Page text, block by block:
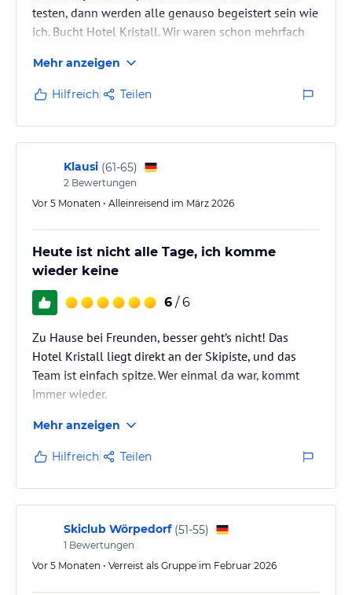
testen, dann werden alle genauso begeistert sein wie
ich. Bucht Hotel Kristall. Wir waren schon mehrfach
Mehr anzeigen
Hilfreich Teilen
Klausi (61-65)
2 Bewertungen
Vor 5 Monaten • Alleinreisend im März 2026
Heute ist nicht alle Tage, ich komme
wieder keine
6 / 6
Zu Hause bei Freunden, besser geht’s nicht! Das
Hotel Kristall liegt direkt an der Skipiste, und das
Team ist einfach spitze. Wer einmal da war, kommt
immer wieder.
Mehr anzeigen
Hilfreich Teilen
Skiclub Wörpedorf (51-55)
1 Bewertungen
Vor 5 Monaten • Verreist als Gruppe im Februar 2026